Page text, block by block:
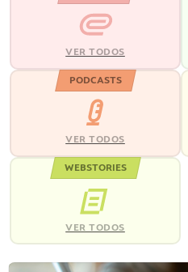
VER TODOS
PODCASTS
VER TODOS
WEBSTORIES
VER TODOS